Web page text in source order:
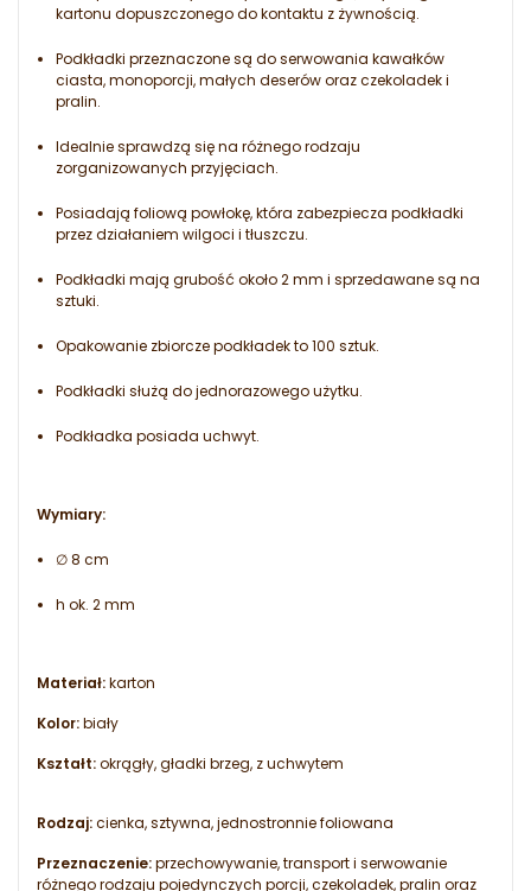
kartonu dopuszczonego do kontaktu z żywnością.
Podkładki przeznaczone są do serwowania kawałków
ciasta, monoporcji, małych deserów oraz czekoladek i
pralin.
Idealnie sprawdzą się na różnego rodzaju
zorganizowanych przyjęciach.
Posiadają foliową powłokę, która zabezpiecza podkładki
przez działaniem wilgoci i tłuszczu.
Podkładki mają grubość około 2 mm i sprzedawane są na
sztuki.
Opakowanie zbiorcze podkładek to 100 sztuk.
Podkładki służą do jednorazowego użytku.
Podkładka posiada uchwyt.
Wymiary:
∅ 8 cm
h ok. 2 mm
Materiał:karton
Kolor:biały
Kształt:okrągły, gładki brzeg, z uchwytem
Rodzaj:cienka, sztywna, jednostronnie foliowana
Przeznaczenie:przechowywanie, transport i serwowanie
różnego rodzaju pojedynczych porcji, czekoladek, pralin oraz